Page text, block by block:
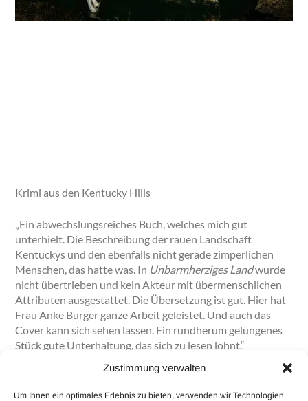
Zustimmung verwalten
Um Ihnen ein optimales Erlebnis zu bieten, verwenden wir Technologien
Krimi aus den Kentucky Hills
„Ein abwechslungsreiches Buch, welches mich gut
unterhielt. Die Beschreibung der rauen Landschaft
Kentuckys und den ebenfalls nicht gerade zimperlichen
Menschen, das hatte was. In Unbarmherziges Landwurde
nicht übertrieben und kein Akteur mit übermenschlichen
Attributen ausgestattet. Die Übersetzung ist gut. Hier hat
Frau Anke Burger ganze Arbeit geleistet. Und auch das
Cover kann sich sehen lassen. Ein rundherum gelungenes
Stück gute Unterhaltung, das sich zu lesen lohnt.“
Krimi-Couch, 13.08.2021